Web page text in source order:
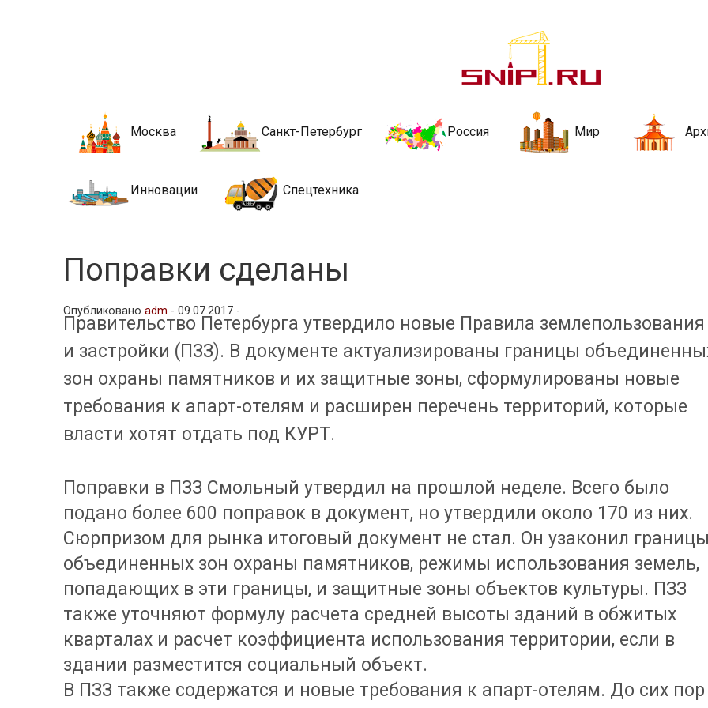
Новости строительства и
стройкой рубрики
Москва Санкт-Петербург Россия Мир
Инновации Спецтехника
Поправки сделаны
Опубликованоadm -09.07.2017 -
Правительство Петербурга утвердило новые Правила землепользования
и застройки (ПЗЗ). В документе актуализированы границы
зон охраны памятников и их защитные зоны, сформулированы новые
требования к апарт-отелям и расширен перечень территорий, которые
власти хотят отдать под КУРТ.
Поправки в ПЗЗ Смольный утвердил на прошлой неделе. Всего было
подано более 600 поправок в документ, но утвердили около 170 из них.
Сюрпризом для рынка итоговый документ не стал. Он узаконил
объединенных зон охраны памятников, режимы использования земель,
попадающих в эти границы, и защитные зоны объектов культуры. ПЗЗ
также уточняют формулу расчета средней высоты зданий в обжитых
кварталах и расчет коэффициента использования территории, если в
здании разместится социальный объект.
В ПЗЗ также содержатся и новые требования к апарт-отелям. До сих пор